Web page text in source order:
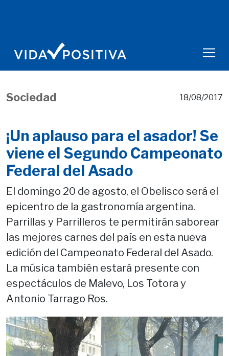
Sociedad 18/08/2017
¡Un aplauso para el asador! Se
viene el Segundo Campeonato
Federal del Asado
El domingo 20 de agosto, el Obelisco será el
epicentro de la gastronomía argentina.
Parrillas y Parrilleros te permitirán saborear
las mejores carnes del país en esta nueva
edición del Campeonato Federal del Asado.
La música también estará presente con
espectáculos de Malevo, Los Totora y
Antonio Tarrago Ros.